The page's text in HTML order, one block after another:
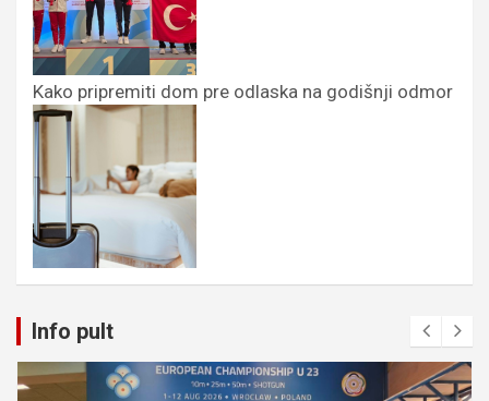
Kako pripremiti dom pre odlaska na godišnji odmor
Info pult